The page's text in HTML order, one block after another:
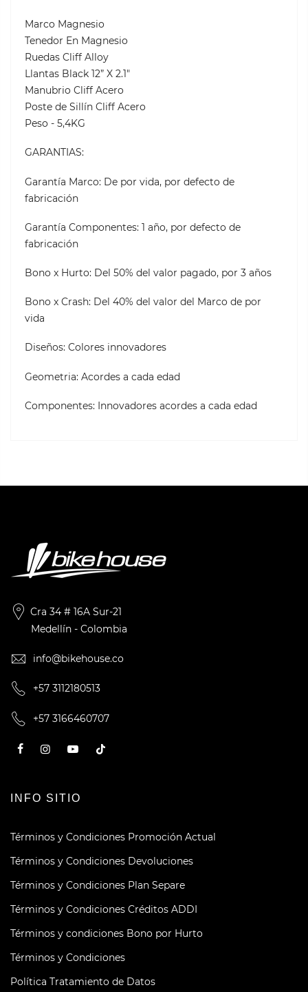
Marco Magnesio
Tenedor En Magnesio
Ruedas Cliff Alloy
Llantas Black 12” X 2.1"
Manubrio Cliff Acero
Poste de Sillín Cliff Acero
Peso - 5,4KG
GARANTIAS:
Garantía Marco: De por vida, por defecto de
fabricación
Garantía Componentes: 1 año, por defecto de
fabricación
Bono x Hurto: Del 50% del valor pagado, por 3 años
Bono x Crash: Del 40% del valor del Marco de por
vida
Diseños: Colores innovadores
Geometria: Acordes a cada edad
Componentes: Innovadores acordes a cada edad
Cra 34 # 16A Sur-21
Medellín - Colombia
info@bikehouse.co
+57 3112180513
+57 3166460707
INFO SITIO
Términos y Condiciones Promoción Actual
Términos y Condiciones Devoluciones
Términos y Condiciones Plan Separe
Términos y Condiciones Créditos ADDI
Términos y condiciones Bono por Hurto
Términos y Condiciones
Política Tratamiento de Datos